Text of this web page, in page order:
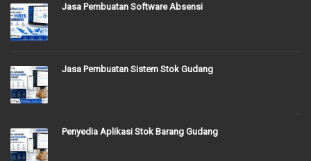
Jasa Pembuatan Software Absensi
Jasa Pembuatan Sistem Stok Gudang
Penyedia Aplikasi Stok Barang Gudang